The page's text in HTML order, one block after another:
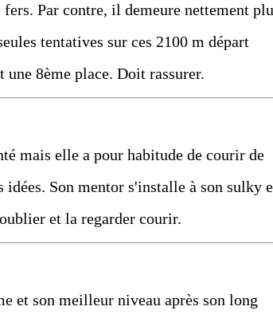
Par contre, il demeure nettement
tentatives sur ces 2100 m départ
8ème place. Doit rassurer.
mais elle a pour habitude de courir de
Son mentor s'installe à son sulky
et la regarder courir.
et son meilleur niveau après son long